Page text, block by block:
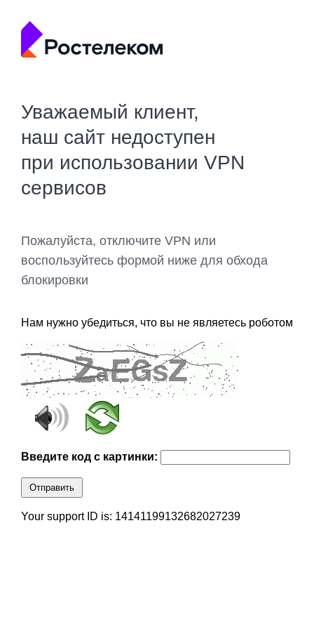
Уважаемый клиент,
наш сайт недоступен
при использовании VPN
сервисов
Пожалуйста, отключите VPN или
воспользуйтесь формой ниже для обхода
блокировки
Нам нужно убедиться, что вы не являетесь роботом
Введите код с картинки:
Отправить
Your support ID is: 14141199132682027239